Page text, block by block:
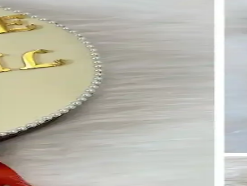
aksesuarıdır. Çeşitli renk
Analizi
ve kalite özellikleriyle öne çıkan ürünlerin
ve Kullanım Alanları
alanları ve kullanıcı yorumlarıyla